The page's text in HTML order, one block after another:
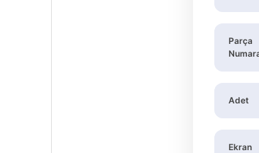
Parça
Adet
Ekran